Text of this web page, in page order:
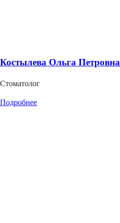
Костылева Ольга Петровна
Стоматолог
Подробнее